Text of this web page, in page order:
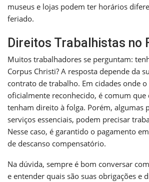
museus e lojas podem ter horários
feriado.
Direitos Trabalhistas no
Muitos trabalhadores se perguntam:
Corpus Christi? A resposta depende da
contrato de trabalho. Em cidades onde
oficialmente reconhecido, é comum que
tenham direito à folga. Porém, algumas
serviços essenciais, podem precisar
Nesse caso, é garantido o pagamento
de descanso compensatório.
Na dúvida, sempre é bom conversar
e entender quais são suas obrigações e